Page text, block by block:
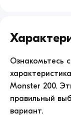
Ознакомьтесь
Monster 200.
правильный
вариант.